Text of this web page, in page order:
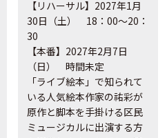
【リハーサル】2027年1月
30日（土） 18：00～20：
30
【本番】2027年2月7日
（日） 時間未定
「ライブ絵本」で知られて
いる人気絵本作家の祐彩が
原作と脚本を手掛ける区民
ミュージカルに出演する方